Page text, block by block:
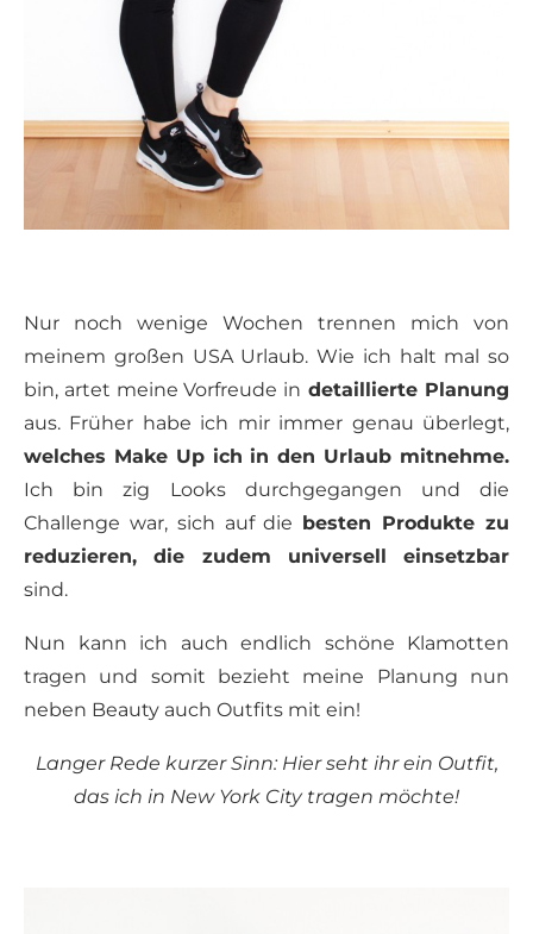
Nur noch wenige Wochen trennen mich von
meinem großen USA Urlaub. Wie ich halt mal so
bin, artet meine Vorfreude in detaillierte Planung
aus. Früher habe ich mir immer genau überlegt,
welches Make Up ich in den Urlaub mitnehme.
Ich bin zig Looks durchgegangen und die
Challenge war, sich auf die besten Produkte zu
reduzieren, die zudem universell einsetzbar
sind.
Nun kann ich auch endlich schöne Klamotten
tragen und somit bezieht meine Planung nun
neben Beauty auch Outfits mit ein!
Langer Rede kurzer Sinn: Hier seht ihr ein Outfit,
das ich in New York City tragen möchte!